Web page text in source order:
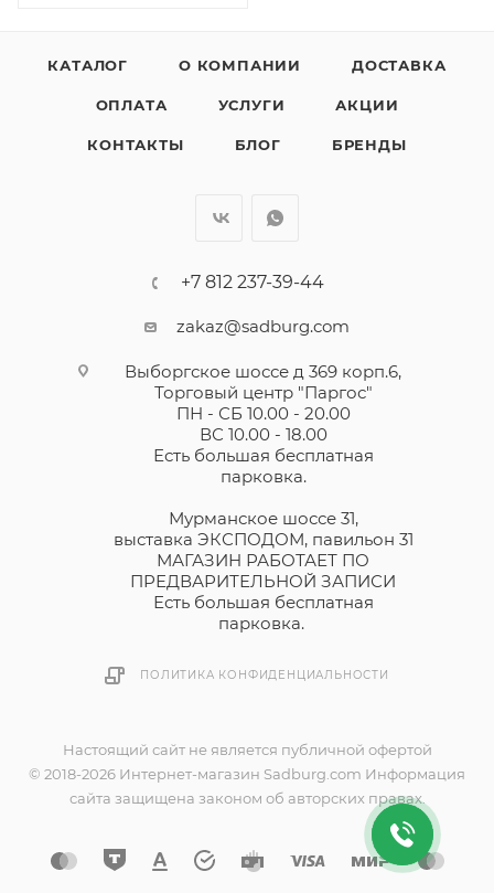
КАТАЛОГ О КОМПАНИИ ДОСТАВКА
ОПЛАТА УСЛУГИ АКЦИИ
КОНТАКТЫ БЛОГ БРЕНДЫ
+7 812 237-39-44
zakaz@sadburg.com
Выборгское шоссе д 369 корп.6,
Торговый центр "Паргос"
ПН - СБ 10.00 - 20.00
ВС 10.00 - 18.00
Есть большая бесплатная
парковка.
Мурманское шоссе 31,
выставка ЭКСПОДОМ, павильон 31
МАГАЗИН РАБОТАЕТ ПО
ПРЕДВАРИТЕЛЬНОЙ ЗАПИСИ
Есть большая бесплатная
парковка.
ПОЛИТИКА КОНФИДЕНЦИАЛЬНОСТИ
Настоящий сайт не является публичной офертой
© 2018-2026 Интернет-магазин Sadburg.com Информация
сайта защищена законом об авторских правах.